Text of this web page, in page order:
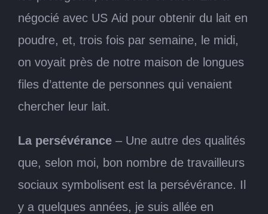
négocié avec US Aid pour obtenir du lait en
poudre, et, trois fois par semaine, le midi,
on voyait près de notre maison de longues
files d’attente de personnes qui venaient
chercher leur lait.
La persévérance – Une autre des qualités
que, selon moi, bon nombre de travailleurs
sociaux symbolisent est la persévérance. Il
y a quelques années, je suis allée en